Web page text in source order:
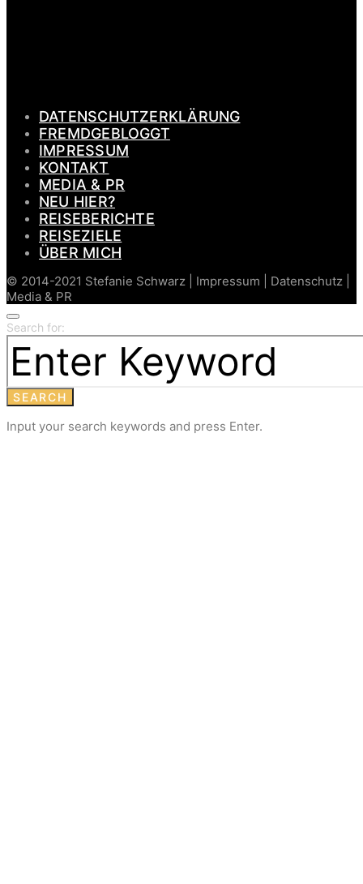
DATENSCHUTZERKLÄRUNG
FREMDGEBLOGGT
IMPRESSUM
KONTAKT
MEDIA & PR
NEU HIER?
REISEBERICHTE
REISEZIELE
ÜBER MICH
© 2014-2021 Stefanie Schwarz | Impressum | Datenschutz |
Media & PR
Search for:
SEARCH
Input your search keywords and press Enter.